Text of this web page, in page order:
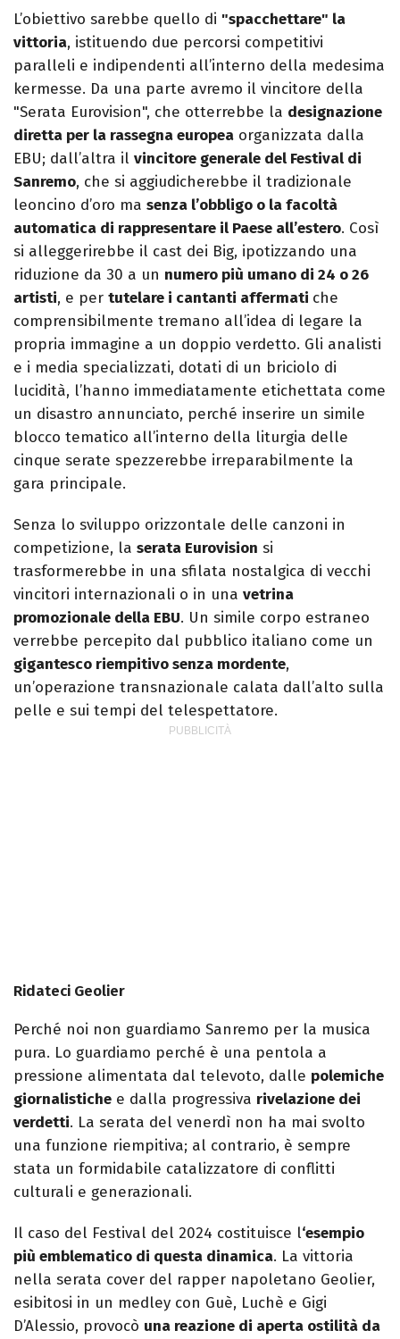
L’obiettivo sarebbe quello di "spacchettare" la
vittoria, istituendo due percorsi competitivi
paralleli e indipendenti all’interno della medesima
kermesse. Da una parte avremo il vincitore della
"Serata Eurovision", che otterrebbe la designazione
diretta per la rassegna europea organizzata dalla
EBU; dall’altra il vincitore generale del Festival di
Sanremo, che si aggiudicherebbe il tradizionale
leoncino d’oro ma senza l’obbligo o la facoltà
automatica di rappresentare il Paese all’estero. Così
si alleggerirebbe il cast dei Big, ipotizzando una
riduzione da 30 a un numero più umano di 24 o 26
artisti, e per tutelare i cantanti affermati che
comprensibilmente tremano all’idea di legare la
propria immagine a un doppio verdetto. Gli analisti
e i media specializzati, dotati di un briciolo di
lucidità, l’hanno immediatamente etichettata come
un disastro annunciato, perché inserire un simile
blocco tematico all’interno della liturgia delle
cinque serate spezzerebbe irreparabilmente la
gara principale.
Senza lo sviluppo orizzontale delle canzoni in
competizione, la serata Eurovision si
trasformerebbe in una sfilata nostalgica di vecchi
vincitori internazionali o in una vetrina
promozionale della EBU. Un simile corpo estraneo
verrebbe percepito dal pubblico italiano come un
gigantesco riempitivosenza mordente,
un’operazione transnazionale calata dall’alto sulla
pelle e sui tempi del telespettatore.
Ridateci Geolier
Perché noi non guardiamo Sanremo per la musica
pura. Lo guardiamo perché è una pentola a
pressione alimentata dal televoto, dalle polemiche
giornalistiche e dalla progressiva rivelazione dei
verdetti. La serata del venerdì non ha mai svolto
una funzione riempitiva; al contrario, è sempre
stata un formidabile catalizzatore di conflitti
culturali e generazionali.
Il caso del Festival del 2024 costituisce l‘esempio
più emblematico di questa dinamica. La vittoria
nella serata cover del rapper napoletano Geolier,
esibitosi in un medley con Guè, Luchè e Gigi
D’Alessio, provocò una reazione di aperta ostilità da